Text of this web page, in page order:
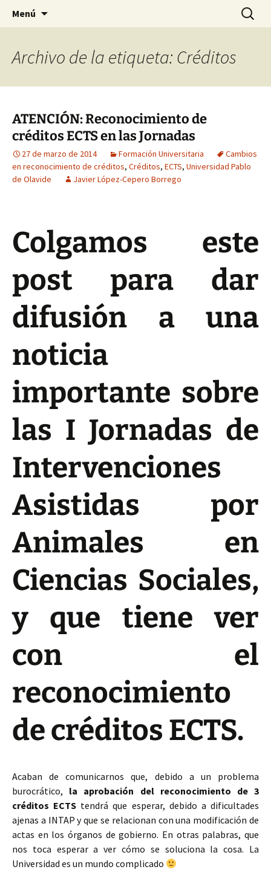
HABIER – Vínculo humano-
animal: Intervenciones,
Formación e Investigación
HABIER – Human-animal bond in
interventions, education & research
Menú Buscar:
Archivo de la etiqueta: Créditos
ATENCIÓN: Reconocimiento de
créditos ECTS en las Jornadas
27 de marzo de 2014 Formación Universitaria
Cambios
en reconocimiento de créditos, Créditos, ECTS, Universidad Pablo
de Olavide
Javier López-Cepero Borrego
Colgamos este
post para dar
difusión a una
noticia
importante sobre
las I Jornadas de
Intervenciones
Asistidas por
Animales en
Ciencias Sociales,
y que tiene ver
con el
reconocimiento
de créditos ECTS.
Acaban de comunicarnos que, debido a un problema
burocrático, la aprobación del reconocimiento de 3
créditos ECTS tendrá que esperar, debido a dificultades
ajenas a INTAP y que se relacionan con una modificación de
actas en los órganos de gobierno. En otras palabras, que
nos toca esperar a ver cómo se soluciona la cosa. La
Universidad es un mundo complicado